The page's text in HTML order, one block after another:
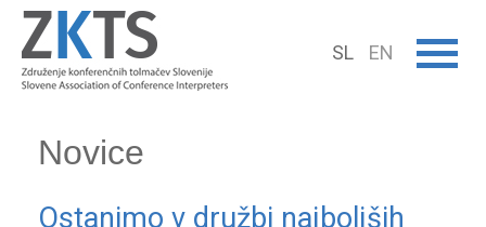
SL EN
Novice
Ostanimo v družbi najboljših